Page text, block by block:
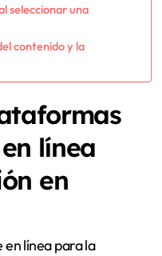
seleccionar una
contenido y la
línea
en
línea para la